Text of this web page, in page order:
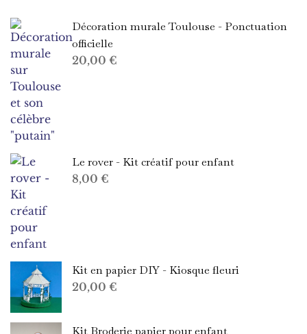
Décoration murale Toulouse - Ponctuation
officielle
20,00 €
Le rover - Kit créatif pour enfant
8,00 €
Kit en papier DIY - Kiosque fleuri
20,00 €